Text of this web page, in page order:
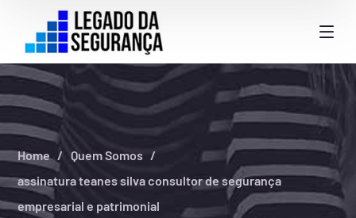
Home
Quem Somos
assinatura teanes silva consultor de segurança
empresarial e patrimonial